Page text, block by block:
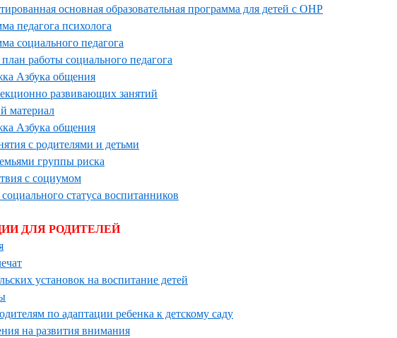
основная образовательная программа для детей с ОНР
педагога психолога
социального педагога
работы социального педагога
Азбука общения
развивающих занятий
материал
Азбука общения
с родителями и детьми
группы риска
с социумом
статуса воспитанников
ДЛЯ РОДИТЕЛЕЙ
установок на воспитание детей
по адаптации ребенка к детскому саду
на развития внимания